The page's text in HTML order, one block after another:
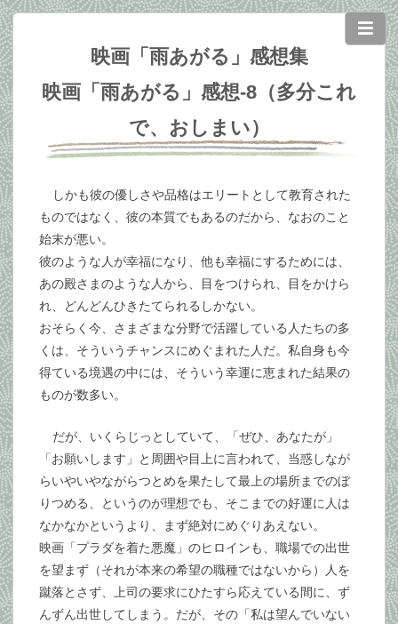
映画「雨あがる」感想集
映画「雨あがる」感想-8（多分これ
で、おしまい）
しかも彼の優しさや品格はエリートとして教育された
ものではなく、彼の本質でもあるのだから、なおのこと
始末が悪い。
彼のような人が幸福になり、他も幸福にするためには、
あの殿さまのような人から、目をつけられ、目をかけら
れ、どんどんひきたてられるしかない。
おそらく今、さまざまな分野で活躍している人たちの多
くは、そういうチャンスにめぐまれた人だ。私自身も今
得ている境遇の中には、そういう幸運に恵まれた結果の
ものが数多い。
だが、いくらじっとしていて、「ぜひ、あなたが」
「お願いします」と周囲や目上に言われて、当惑しなが
らいやいやながらつとめを果たして最上の場所までのぼ
りつめる、というのが理想でも、そこまでの好運に人は
なかなかというより、まず絶対にめぐりあえない。
映画「プラダを着た悪魔」のヒロインも、職場での出世
を望まず（それが本来の希望の職種ではないから）人を
蹴落とさず、上司の要求にひたすら応えている間に、ず
んずん出世してしまう。だが、その「私は望んでいない